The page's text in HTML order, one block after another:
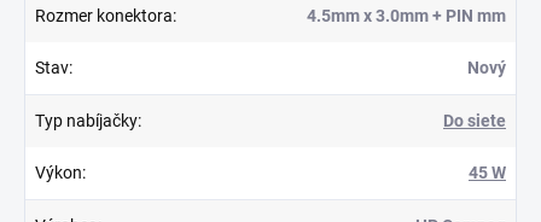
Rozmer konektora: 4.5mm x 3.0mm + PIN mm
Stav: Nový
Typ nabíjačky: Do siete
Výkon: 45 W